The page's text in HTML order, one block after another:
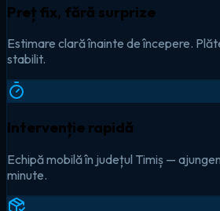
Preț fix, fără surprize
Estimare clară înainte de începere.
stabilit.
Intervenție rapidă
Echipă mobilă în județul Timiș —
minute.